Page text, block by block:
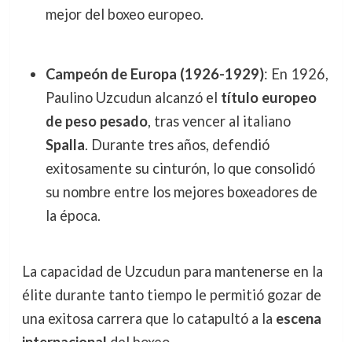
mejor del boxeo europeo.
Campeón de Europa (1926-1929): En 1926,
Paulino Uzcudun alcanzó el título europeo
de peso pesado, tras vencer al italiano
Spalla. Durante tres años, defendió
exitosamente su cinturón, lo que consolidó
su nombre entre los mejores boxeadores de
la época.
La capacidad de Uzcudun para mantenerse en la
élite durante tanto tiempo le permitió gozar de
una exitosa carrera que lo catapultó a la escena